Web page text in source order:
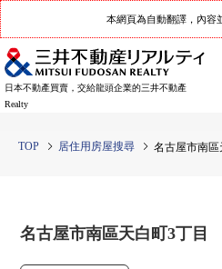
本網頁為自動翻譯，內容
日本不動產買賣，交給龍頭企業的三井不動產
Realty
TOP 居住用房屋搜尋 名古屋市南
名古屋市南區天白町3丁目